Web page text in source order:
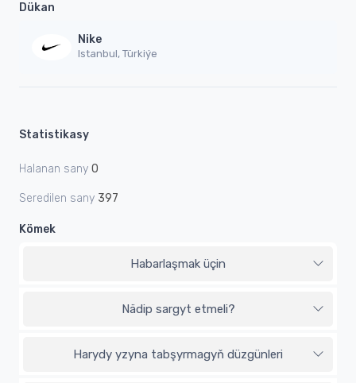
Dükan
Nike
Istanbul, Türkiýe
Statistikasy
Halanan sany 0
Seredilen sany 397
Kömek
Habarlaşmak üçin
Nädip sargyt etmeli?
Harydy yzyna tabşyrmagyň düzgünleri